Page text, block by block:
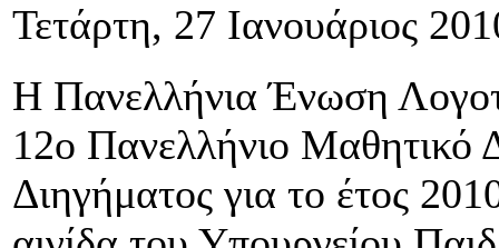
Τετάρτη, 27 Ιανουάριος
Η Πανελλήνια Ένωση
12ο Πανελλήνιο Μαθητικό
Διηγήματος για το έτος